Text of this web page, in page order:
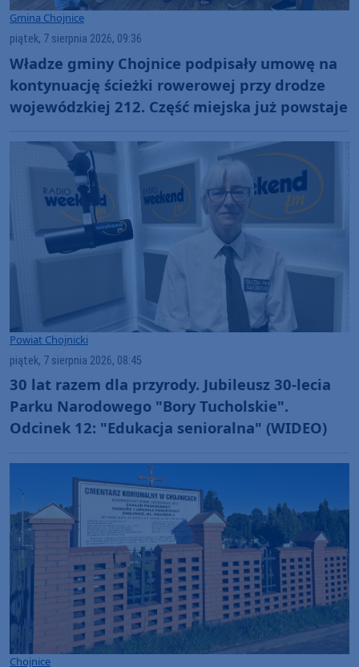
Gmina Chojnice
piątek, 7 sierpnia 2026, 09:36
Władze gminy Chojnice podpisały umowę na
kontynuację ścieżki rowerowej przy drodze
wojewódzkiej 212. Część miejska już powstaje
Powiat Chojnicki
piątek, 7 sierpnia 2026, 08:45
30 lat razem dla przyrody. Jubileusz 30-lecia
Parku Narodowego "Bory Tucholskie".
Odcinek 12: "Edukacja senioralna" (WIDEO)
Chojnice